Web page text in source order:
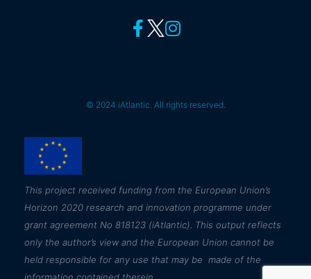
© 2024 iAtlantic. All rights reserved.
This project received funding from the European Union’s
Horizon 2020 research and innovation programme under
grant agreement No 818123 (iAtlantic). This output reflects
only the author’s view and the European Union cannot be
held responsible for any use that may be made of the